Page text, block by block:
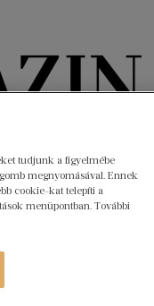
HÍREK Libri Portré
tudjunk a figyelmébe
megnyomásával. Ennek
cookie-kat telepíti a
menüpontban. További